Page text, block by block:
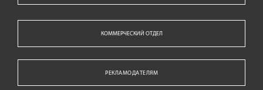
КОММЕРЧЕСКИЙ ОТДЕЛ
РЕКЛАМОДАТЕЛЯМ